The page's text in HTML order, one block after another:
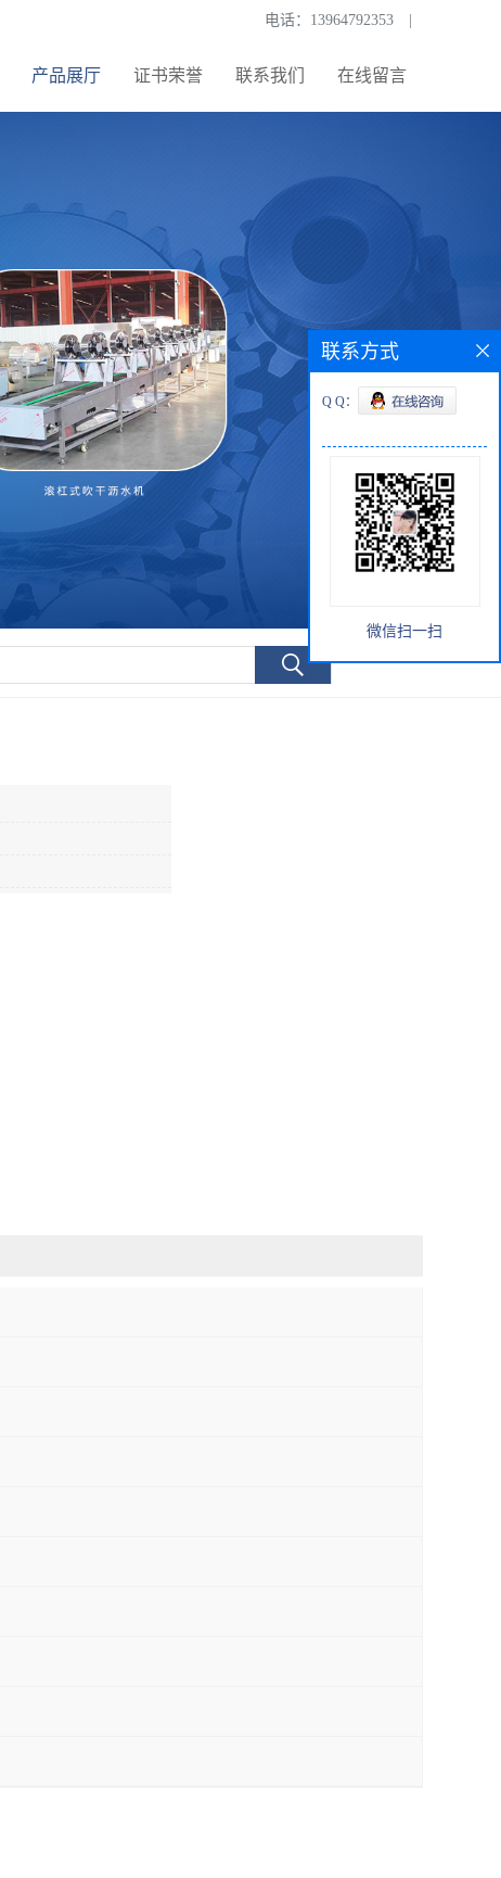
电话： 13964792353
产品展厅 证书荣誉 联系我们 在线留言
联系方式
Q Q：
微信扫一扫